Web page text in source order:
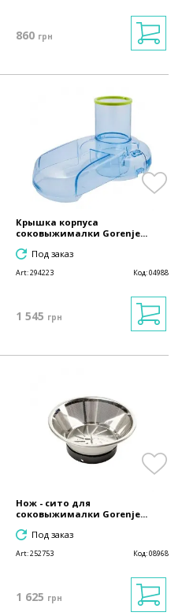
860 грн
Крышка корпуса
соковыжималки Gorenje...
Под заказ
Art:294223 Код:04988
1 545 грн
Нож - сито для
соковыжималки Gorenje...
Под заказ
Art:252753 Код:08968
1 625 грн